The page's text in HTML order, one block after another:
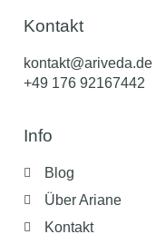
Kontakt
kontakt@ariveda.de
+49 176 92167442
Info
Blog
Über Ariane
Kontakt